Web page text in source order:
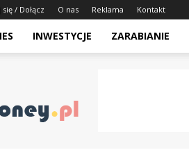
/ Dołącz O nas Reklama Kontakt
INWESTYCJE ZARABIANIE